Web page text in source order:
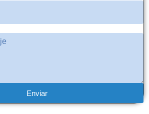
Enviar